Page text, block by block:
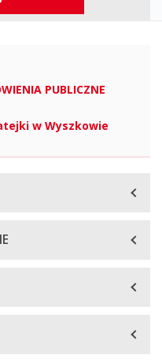
PUBLICZNE
w Wyszkowie